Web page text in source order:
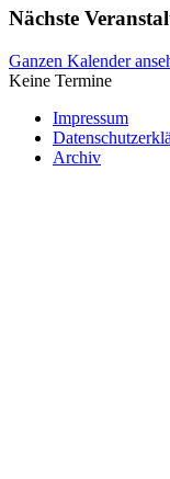
Nächste
Ganzen Kalender
Keine Termine
Impressum
Archiv